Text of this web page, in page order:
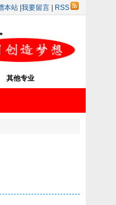
本站 我要留言 RSS
其他专业